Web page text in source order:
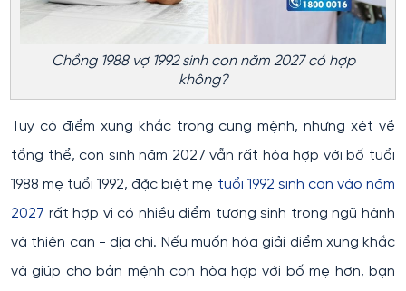
Chồng 1988 vợ 1992 sinh con năm 2027 có hợp
không?
Tuy có điểm xung khắc trong cung mệnh, nhưng xét về
tổng thể, con sinh năm 2027 vẫn rất hòa hợp với bố tuổi
1988 mẹ tuổi 1992, đặc biệt mẹ tuổi 1992 sinh con vào năm
2027 rất hợp vì có nhiều điểm tương sinh trong ngũ hành
và thiên can - địa chi. Nếu muốn hóa giải điểm xung khắc
và giúp cho bản mệnh con hòa hợp với bố mẹ hơn, bạn